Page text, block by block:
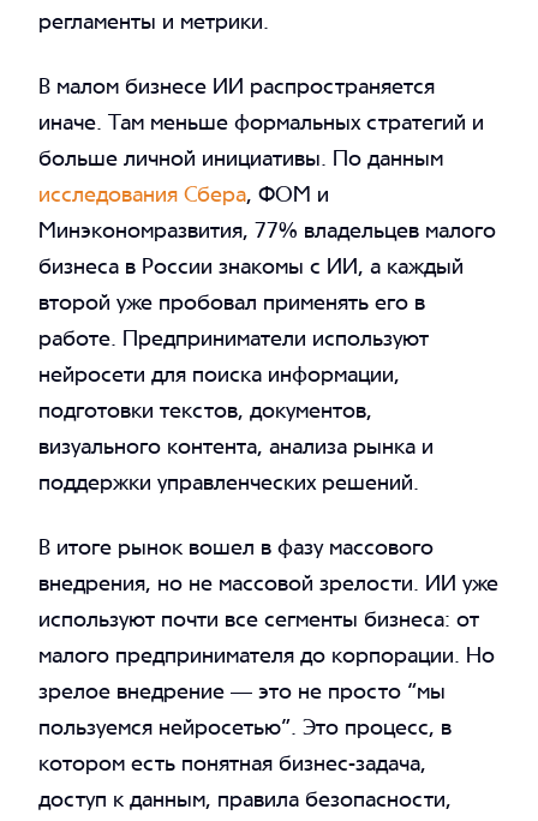
регламенты и метрики.
В малом бизнесе ИИ распространяется
иначе. Там меньше формальных стратегий и
больше личной инициативы. По данным
исследования Сбера, ФОМ и
Минэкономразвития, 77% владельцев малого
бизнеса в России знакомы с ИИ, а каждый
второй уже пробовал применять его в
работе. Предприниматели используют
нейросети для поиска информации,
подготовки текстов, документов,
визуального контента, анализа рынка и
поддержки управленческих решений.
В итоге рынок вошел в фазу массового
внедрения, но не массовой зрелости. ИИ уже
используют почти все сегменты бизнеса: от
малого предпринимателя до корпорации. Но
зрелое внедрение — это не просто “мы
пользуемся нейросетью”. Это процесс, в
котором есть понятная бизнес-задача,
доступ к данным, правила безопасности,